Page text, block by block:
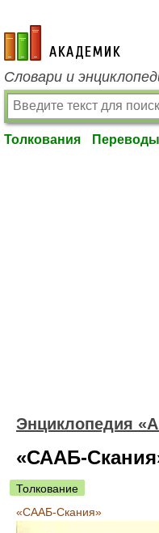
academic.ru
Словари и
Толкования Переводы
Энциклопедия
«СААБ-
Толкование
«СААБ-Скания»